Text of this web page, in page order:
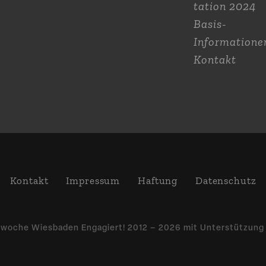
tation 2024
Basis-
Kontakt
Kontakt Impressum Haftung Daten­schutz
Wiesbaden Engagiert! 2012 – 2026 mit Unter­stützung